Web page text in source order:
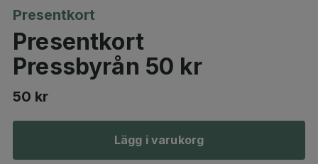
Presentkort
Presentkort
Pressbyrån 50 kr
50 kr
Lägg i varukorg